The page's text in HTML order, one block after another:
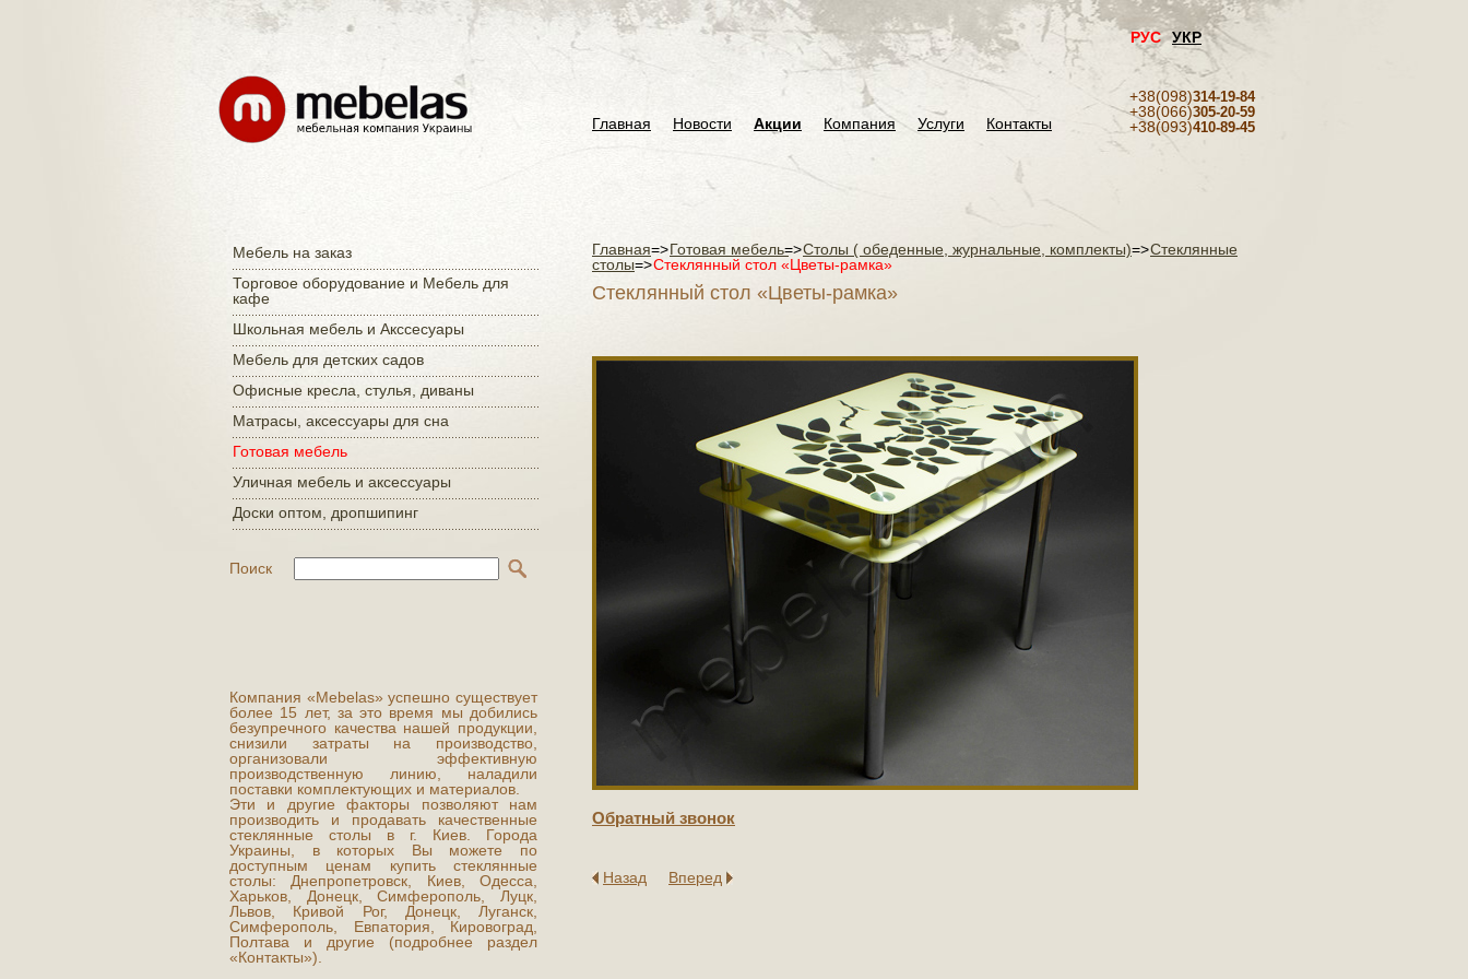
РУС УКР
Главная Новости Акции Компания Услуги Контакты
+38(098)314-19-84
+38(066)305-20-59
+38(093)410-89-45
Мебель на заказ
Торговое оборудование и Мебель для
кафе
Школьная мебель и Акссесуары
Мебель для детских садов
Офисные кресла, стулья, диваны
Матраcы, аксессуары для сна
Готовая мебель
Уличная мебель и аксессуары
Доски оптом, дропшипинг
Поиск
Компания «Mebelas» успешно существует
более 15 лет, за это время мы добились
безупречного качества нашей продукции,
снизили затраты на производство,
организовали эффективную
производственную линию, наладили
поставки комплектующих и материалов.
Эти и другие факторы позволяют нам
производить и продавать качественные
стеклянные столы в г. Киев. Города
Украины, в которых Вы можете по
доступным ценам купить стеклянные
столы: Днепропетровск, Киев, Одесса,
Харьков, Донецк, Симферополь, Луцк,
Львов, Кривой Рог, Донецк, Луганск,
Симферополь, Евпатория, Кировоград,
Полтава и другие (подробнее раздел
«Контакты»).
Главная=>Готовая мебель=>Столы ( обеденные, журнальные, комплекты)=>Cтеклянные
столы=>Стеклянный стол «Цветы-рамка»
Стеклянный стол «Цветы-рамка»
Обратный звонок
Назад Вперед